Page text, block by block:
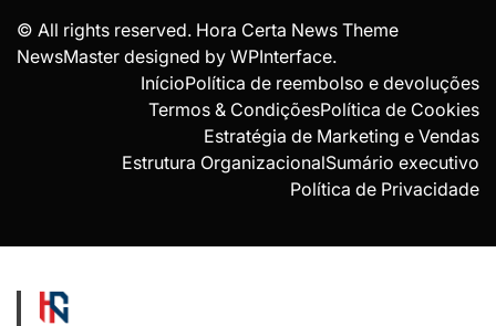
© All rights reserved. Hora Certa News Theme
NewsMaster designed by WPInterface.
InícioPolítica de reembolso e devoluções
Termos & CondiçõesPolítica de Cookies
Estratégia de Marketing e Vendas
Estrutura OrganizacionalSumário executivo
Política de Privacidade